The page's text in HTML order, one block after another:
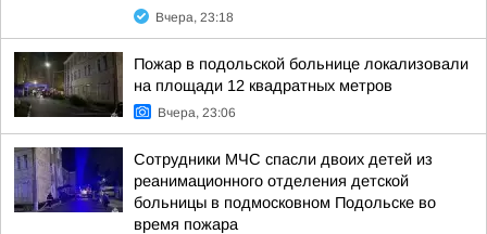
Вчера, 23:18
Пожар в подольской больнице локализовали
на площади 12 квадратных метров
Вчера, 23:06
Сотрудники МЧС спасли двоих детей из
реанимационного отделения детской
больницы в подмосковном Подольске во
время пожара